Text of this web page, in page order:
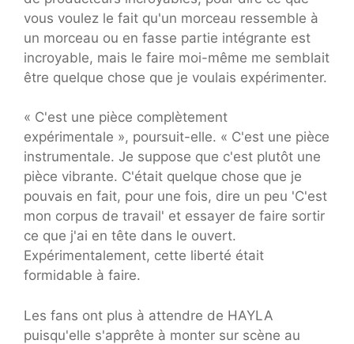
vous voulez le fait qu'un morceau ressemble à
un morceau ou en fasse partie intégrante est
incroyable, mais le faire moi-même me semblait
être quelque chose que je voulais expérimenter.
« C'est une pièce complètement
expérimentale », poursuit-elle. « C'est une pièce
instrumentale. Je suppose que c'est plutôt une
pièce vibrante. C'était quelque chose que je
pouvais en fait, pour une fois, dire un peu 'C'est
mon corpus de travail' et essayer de faire sortir
ce que j'ai en tête dans le ouvert.
Expérimentalement, cette liberté était
formidable à faire.
Les fans ont plus à attendre de HAYLA
puisqu'elle s'apprête à monter sur scène au